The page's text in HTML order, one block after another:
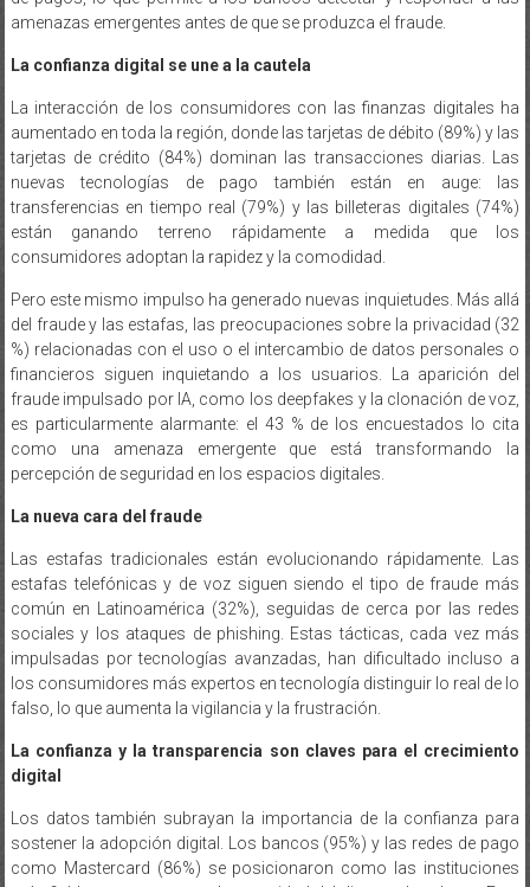
La confianza digital se une a la cautela
La interacción de los consumidores con las finanzas digitales ha
tarjetas de crédito (84%) dominan las transacciones diarias. Las
nuevas tecnologías de pago también están en auge: las
transferencias en tiempo real (79%) y las billeteras digitales (74%)
están ganando terreno rápidamente a medida que los
consumidores adoptan la rapidez y la comodidad.
Pero este mismo impulso ha generado nuevas inquietudes. Más allá
%) relacionadas con el uso o el intercambio de datos personales o
financieros siguen inquietando a los usuarios. La aparición del
fraude impulsado por IA, como los deepfakes y la clonación de voz,
es particularmente alarmante: el 43 % de los encuestados lo cita
como una amenaza emergente que está transformando la
percepción de seguridad en los espacios digitales.
La nueva cara del fraude
Las estafas tradicionales están evolucionando rápidamente. Las
común en Latinoamérica (32%), seguidas de cerca por las redes
sociales y los ataques de phishing. Estas tácticas, cada vez más
impulsadas por tecnologías avanzadas, han dificultado incluso a
los consumidores más expertos en tecnología distinguir lo real de lo
falso, lo que aumenta la vigilancia y la frustración.
La confianza y la transparencia son claves para el crecimiento
Los datos también subrayan la importancia de la confianza para
como Mastercard (86%) se posicionaron como las instituciones
más fiables para mantener la seguridad del dinero y los datos. Esta
confianza constituye una base fundamental para el crecimiento